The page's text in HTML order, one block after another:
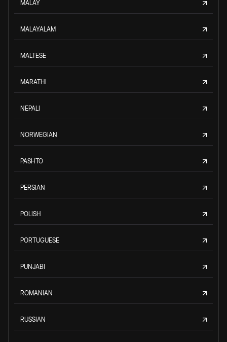
MALAY
MALAYALAM
MALTESE
MARATHI
NEPALI
NORWEGIAN
PASHTO
PERSIAN
POLISH
PORTUGUESE
PUNJABI
ROMANIAN
RUSSIAN